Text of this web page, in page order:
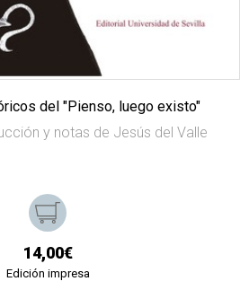
del "Pienso, luego existo"
y notas de Jesús del Valle
14,00€
Edición impresa